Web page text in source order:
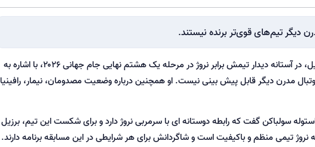
دیگر تیم‌های قوی‌تر برنده نیستند.
ورزش پاد- کارلو آنچلوتی، سرمربی تیم ملی برزیل، در آستانه دیدار تیمش برابر نروژ در مرحله یک هشتم نهایی جام جهانی ۲۰۲۶، با اشاره به
فوتبال مدرن دیگر قابل پیش بینی نیست. او همچنین درباره وضعیت مصدومان، نیمار، رافینیا
سولباکن گفت که رابطه دوستانه ای با سرمربی نروژ دارد و برای شکست این تیم، برزیل
نروژ تیمی منظم و باکیفیت است و شاگردانش برای هر شرایطی در این مسابقه برنامه دارند.